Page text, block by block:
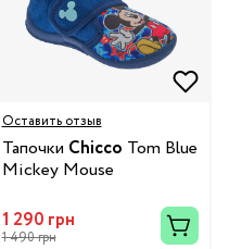
Оставить отзыв
Тапочки Chicco Tom Blue
Mickey Mouse
1 290 грн
1 490 грн